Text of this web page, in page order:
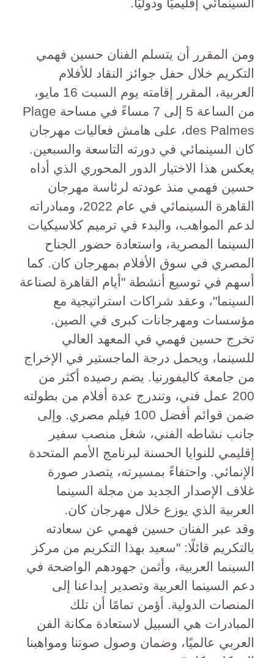
ومن المقرر أن يتسلم الفنان حسين فهمي
التكريم خلال حفل جوائز النقاد للأفلام
العربية، المقرر إقامته يوم السبت 16 مايو،
من الساعة 5 إلى 7 مساءً في مساحة Plage
des Palmes، على هامش فعاليات مهرجان
كان السينمائي في دورته التاسعة والسبعين.
يعكس هذا الاختيار الدور المحوري الذي أداه
حسين فهمي منذ عودته لرئاسة مهرجان
القاهرة السينمائي في عام 2022، ومبادراته
لدعم المواهب، والبدء في ترميم كلاسيكيات
السينما المصرية، واستعادة حضور الجناح
المصري في سوق الأفلام بمهرجان كان. كما
أسهم في توسيع أنشطة "أيام القاهرة لصناعة
السينما"، وعقد شراكات استراتيجية مع
مؤسسات ومهرجانات كبرى في الصين.
تخرج حسين فهمي في المعهد العالي
للسينما، ويحمل درجة الماجستير في الإخراج
من جامعة كاليفورنيا. يضم رصيده أكثر من
200 عمل فني، وتندرج عدة أفلام من بطولته
ضمن قوائم أفضل 100 فيلم مصري. وإلى
جانب نشاطه الفني، شغل منصب سفير
إقليمي للنوايا الحسنة لبرنامج الأمم المتحدة
الإنمائي. واحتفاءً بمسيرته، يتصدر صورة
غلاف الإصدار الجديد من مجلة السينما
العربية الذي يوزع خلال مهرجان كان.
وقد عبر الفنان حسين فهمي عن سعادته
بالتكريم قائلًا: "سعيد بهذا التكريم من مركز
السينما العربية، وأثمن جهودهم الواضحة في
دعم السينما العربية وتصدير إبداعنا إلى
المنصات الدولية. أؤمن تمامًا أن تلك
المبادرات هي السبيل لاستعادة مكانة الفن
العربي عالميًا، وضمان وصول صوتنا ومواهبنا